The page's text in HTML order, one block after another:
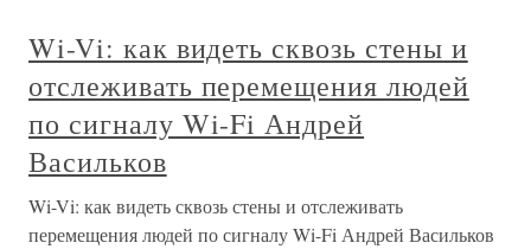
Wi-Vi: как видеть сквозь стены и
отслеживать перемещения людей
по сигналу Wi-Fi Андрей
Васильков
Wi-Vi: как видеть сквозь стены и отслеживать
перемещения людей по сигналу Wi-Fi Андрей Васильков